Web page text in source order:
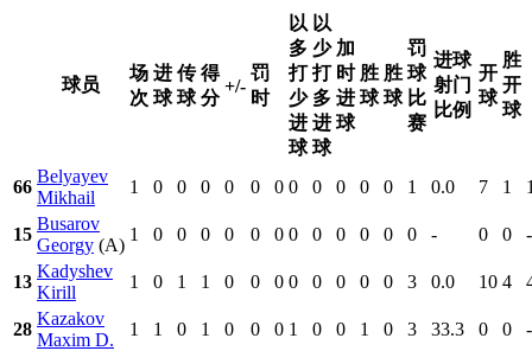
球员
场
次
进
球
传
球
得
分
+/-
罚
时
以
多
打
少
进
球
以
少
打
多
进
球
加
时
进
球
胜
球
胜
球
罚
球
比
赛
进球
射门
比例
开
球
胜
开
球
66
Belyayev
Mikhail
1 0 0 0 0 0 0 0 0 0 0 0 1 0.0 7 1
15
Busarov
Georgy (A)
1 0 0 0 0 0 0 0 0 0 0 0 0 - 0 0 -
13
Kadyshev
Kirill
1 0 1 1 0 0 0 0 0 0 0 0 3 0.0 10 4
28
Kazakov
Maxim D.
1 1 0 1 0 0 0 1 0 0 1 0 3 33.3 0 0 -